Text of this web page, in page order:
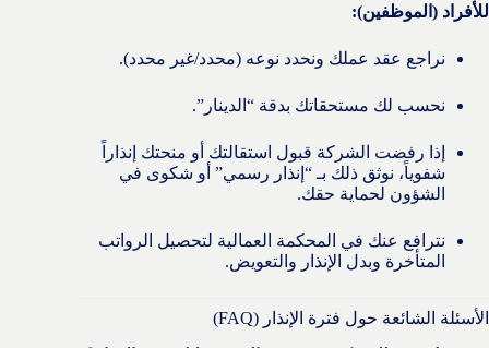
للأفراد (الموظفين):
نراجع عقد عملك ونحدد نوعه (محدد/غير محدد).
نحسب لك مستحقاتك بدقة “الدينار”.
إذا رفضت الشركة قبول استقالتك أو منحتك إنذاراً
شفوياً، نوثق ذلك بـ “إنذار رسمي” أو شكوى في
الشؤون لحماية حقك.
نترافع عنك في المحكمة العمالية لتحصيل الرواتب
المتأخرة وبدل الإنذار والتعويض.
الأسئلة الشائعة حول فترة الإنذار (FAQ)